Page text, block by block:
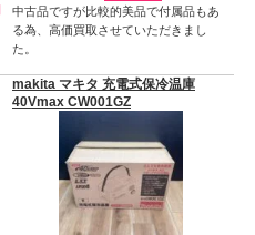
中古品ですが比較的美品で付属品もあ
る為、高価買取させていただきまし
た。
makita マキタ 充電式保冷温庫
40Vmax CW001GZ